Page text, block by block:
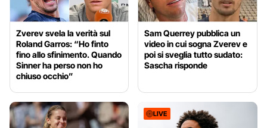
Zverev svela la verità sul
Roland Garros: “Ho finto
fino allo sfinimento. Quando
Sinner ha perso non ho
chiuso occhio”
Sam Querrey pubblica un
video in cui sogna Zverev e
poi si sveglia tutto sudato:
Sascha risponde
LIVE